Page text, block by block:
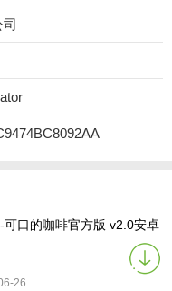
口的咖啡官方版 v2.0安卓
26